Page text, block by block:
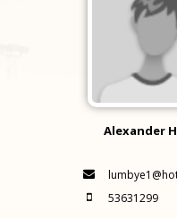
Alexander
53631299